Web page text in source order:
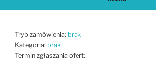
Tryb zamówienia: brak
Kategoria: brak
Termin zgłaszania ofert: